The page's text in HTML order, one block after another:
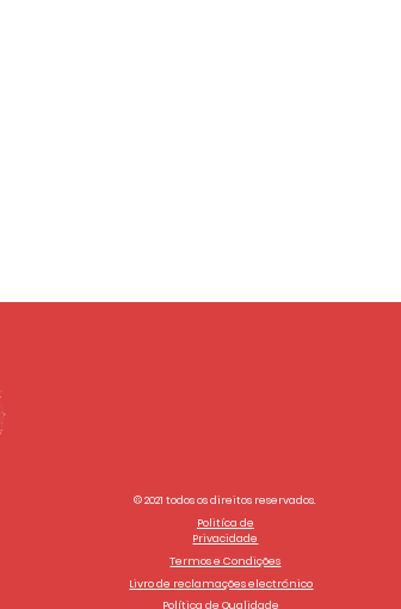
© 2021 todos os direitos reservados.
Politíca de
Privacidade
Termos e Condições
Livro de reclamações electrónico
Política de Qualidade